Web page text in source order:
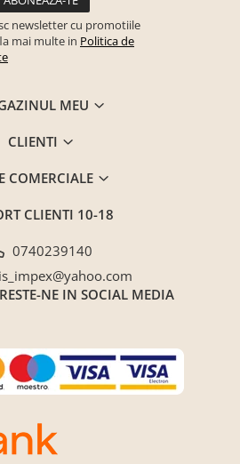
newsletter cu promotiile
mai multe in Politica de
MEU
CLIENTI
COMERCIALE
CLIENTI 10-18
0740239140
NE IN SOCIAL MEDIA